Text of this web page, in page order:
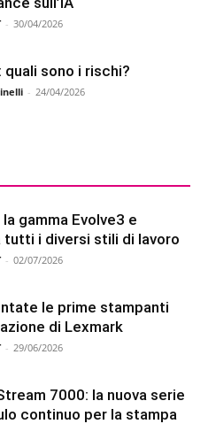
- 30/04/2026
quali sono i rischi?
- 24/04/2026
gamma Evolve3 e
tutti i diversi stili di lavoro
- 02/07/2026
le prime stampanti
di Lexmark
- 29/06/2026
7000: la nuova serie
continuo per la stampa